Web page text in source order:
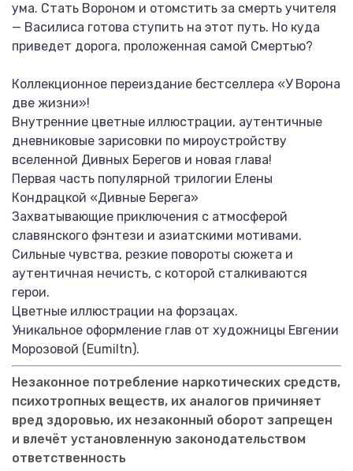
ума. Стать Вороном и отомстить за смерть учителя
— Василиса готова ступить на этот путь. Но куда
приведет дорога, проложенная самой Смертью?
Коллекционное переиздание бестселлера «У Ворона
две жизни»!
Внутренние цветные иллюстрации, аутентичные
дневниковые зарисовки по мироустройству
вселенной Дивных Берегов и новая глава!
Первая часть популярной трилогии Елены
Кондрацкой «Дивные Берега»
Захватывающие приключения с атмосферой
славянского фэнтези и азиатскими мотивами.
Сильные чувства, резкие повороты сюжета и
аутентичная нечисть, с которой сталкиваются
герои.
Цветные иллюстрации на форзацах.
Уникальное оформление глав от художницы Евгении
Морозовой (Eumiltn).
Незаконное потребление наркотических средств,
психотропных веществ, их аналогов причиняет
вред здоровью, их незаконный оборот запрещен
и влечёт установленную законодательством
ответственность